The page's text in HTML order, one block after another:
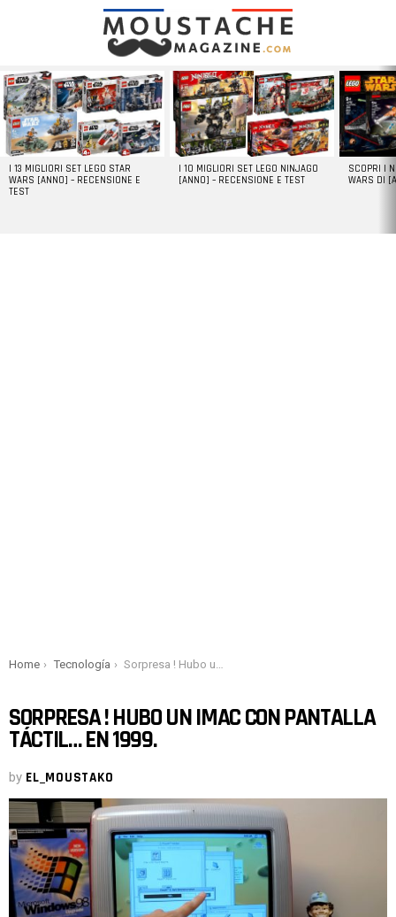
LATEST
STORIES
I 13 MIGLIORI SET LEGO STAR
WARS [ANNO] – RECENSIONE E
TEST
I 10 MIGLIORI SET LEGO NINJAGO
[ANNO] – RECENSIONE E TEST
SCOPRI I
WARS DI
You are here:
Home Tecnología Sorpresa ! Hubo un iMac con pantalla táctil… en 1999.
SORPRESA ! HUBO UN IMAC CON PANTALLA
TÁCTIL… EN 1999.
by EL_MOUSTAKO